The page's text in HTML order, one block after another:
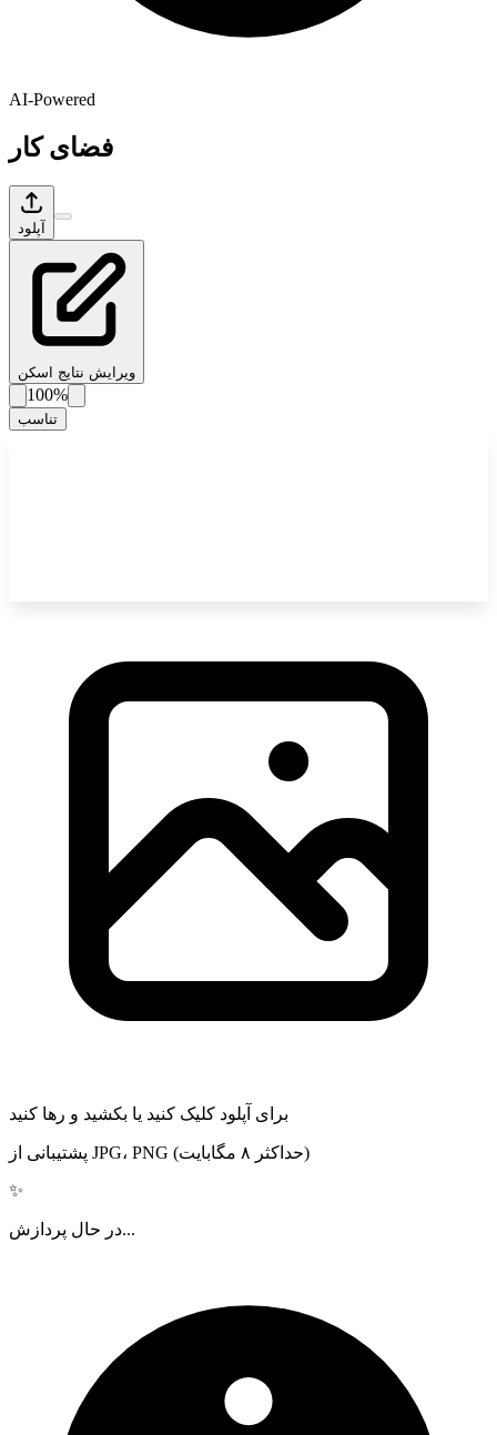
AI-Powered
فضای کار
آپلود
ویرایش نتایج اسکن
100%
تناسب
برای آپلود کلیک کنید یا بکشید و رها کنید
پشتیبانی از JPG، PNG (حداکثر ۸ مگابایت)
✨
در حال پردازش...